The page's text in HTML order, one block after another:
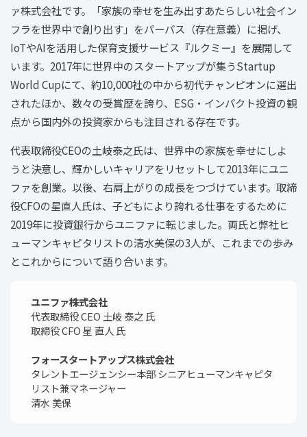
ァ株式会社です。「家族の幸せを生み出すあたらしい社会イン
フラを世界中で創り出す」をパーパス（存在意義）に掲げ、
IoTやAIを活用した保育支援サービス『ルクミー』を展開して
います。2017年に世界中のスタートアップが集うStartup
World Cupにて、約10,000社の中から初代チャンピオンに選出
されたほか、数々の受賞歴を誇り、ESG・インパクト投資の観
点から国内外の投資家からも注目される存在です。
代表取締役CEOの土岐泰之氏は、世界中の家族を幸せにしよ
うと決意し、輝かしいキャリアをリセットして2013年にユニ
ファを創業。以後、右肩上がりの成長をつづけています。取締
役CFOの星直人氏は、子どもにより誇れる仕事をするために
2019年に投資銀行からユニファに転じました。両氏と弊社ヒ
ューマンキャピタリストの清水美保の3人が、これまでの歩み
とこれからについて語り合います。
ユニファ株式会社
代表取締役 CEO 土岐 泰之 氏
取締役 CFO 星 直人 氏
フォースタートアップス株式会社
タレントエージェンシー本部 シニアヒューマンキャピタ
リスト兼マネージャー
清水 美保